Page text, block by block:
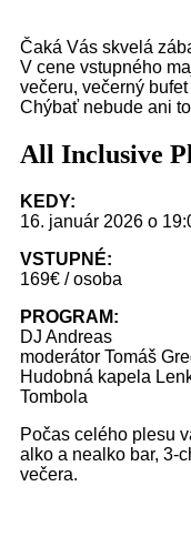
Čaká Vás skvelá
V cene vstupného
večeru, večerný
Chýbať nebude ani
All Inclusive
KEDY:
16. január 2026 o
VSTUPNÉ:
169€ / osoba
PROGRAM:
DJ Andreas
moderátor Tomáš
Hudobná kapela
Tombola
Počas celého plesu
alko a nealko bar, 3-
večera.